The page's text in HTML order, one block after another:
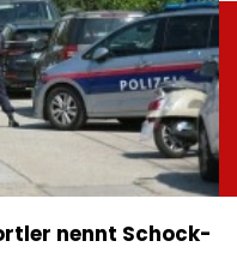
nennt Schock-